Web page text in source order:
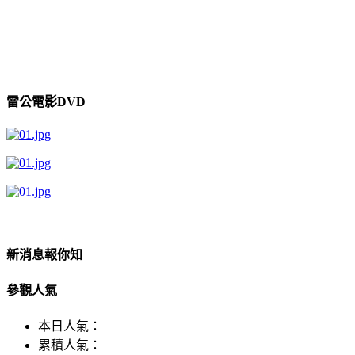
雷公電影DVD
新消息報你知
參觀人氣
本日人氣：
累積人氣：